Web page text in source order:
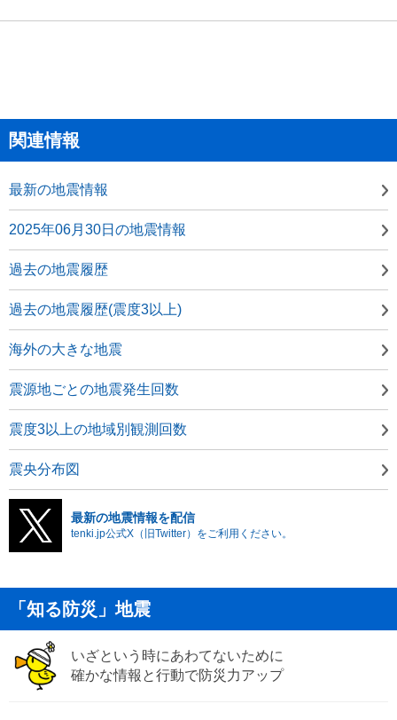
関連情報
最新の地震情報
2025年06月30日の地震情報
過去の地震履歴
過去の地震履歴(震度3以上)
海外の大きな地震
震源地ごとの地震発生回数
震度3以上の地域別観測回数
震央分布図
最新の地震情報を配信
tenki.jp公式X（旧Twitter）をご利用ください。
「知る防災」地震
いざという時にあわてないために
確かな情報と行動で防災力アップ